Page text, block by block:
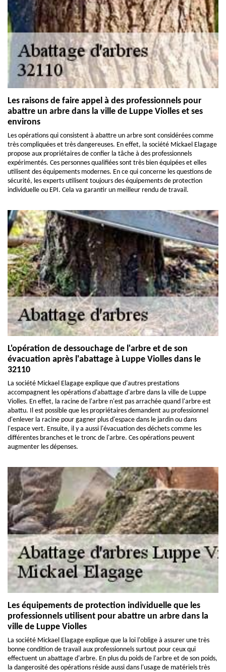
Les raisons de faire appel à des professionnels pour
abattre un arbre dans la ville de Luppe Violles et ses
environs
Les opérations qui consistent à abattre un arbre sont considérées comme
très compliquées et très dangereuses. En effet, la société Mickael Elagage
propose aux propriétaires de confier la tâche à des professionnels
expérimentés. Ces personnes qualifiées sont très bien équipées et elles
utilisent des équipements modernes. En ce qui concerne les questions de
sécurité, les experts utilisent toujours des équipements de protection
individuelle ou EPI. Cela va garantir un meilleur rendu de travail.
L'opération de dessouchage de l'arbre et de son
évacuation après l'abattage à Luppe Violles dans le
32110
La société Mickael Elagage explique que d'autres prestations
accompagnent les opérations d'abattage d'arbre dans la ville de Luppe
Violles. En effet, la racine de l'arbre n'est pas arrachée quand l'arbre est
abattu. Il est possible que les propriétaires demandent au professionnel
d'enlever la racine pour gagner plus d'espace dans le jardin ou dans
l'espace vert. Ensuite, il y a aussi l'évacuation des déchets comme les
différentes branches et le tronc de l'arbre. Ces opérations peuvent
augmenter les dépenses.
Les équipements de protection individuelle que les
professionnels utilisent pour abattre un arbre dans la
ville de Luppe Violles
La société Mickael Elagage explique que la loi l'oblige à assurer une très
bonne condition de travail aux professionnels surtout pour ceux qui
effectuent un abattage d'arbre. En plus du poids de l'arbre et de son poids,
la dangerosité des opérations réside aussi dans l'usage de matériels très